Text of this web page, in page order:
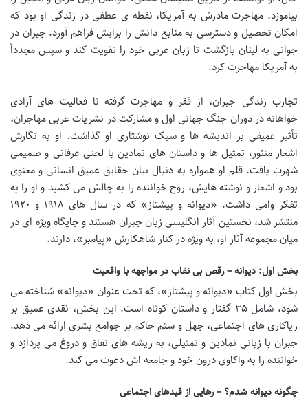
بیاموزد. مهاجرت مادرش به آمریکا، نقطه ی عطفی در زندگی او بود که
امکان تحصیل و دسترسی به منابع دانش را برایش فراهم آورد. جبران در
جوانی به لبنان بازگشت تا زبان عربی خود را تقویت کند و سپس مجدداً
به آمریکا مهاجرت کرد.
تجارب زندگی جبران، از فقر و مهاجرت گرفته تا فعالیت های آزادی
خواهانه در دوران جنگ جهانی اول و مشارکت در نشریات عربی مهاجران،
تأثیر عمیقی بر اندیشه ها و سبک نوشتاری او گذاشت. او به نگارش
اشعار منثور، تمثیل ها و داستان های نمادین با لحنی عرفانی و صمیمی
شهرت یافت. قلم او همواره به دنبال بیان حقایق عمیق انسانی و معنوی
بود و اشعار و نوشته هایش، روح خواننده را به چالش می کشید و او را به
تفکر وامی داشت. «دیوانه و پیشتاز» که در سال های ۱۹۱۸ و ۱۹۲۰
منتشر شد، نخستین آثار انگلیسی زبان جبران هستند و جایگاه ویژه ای در
میان مجموعه آثار او، به ویژه در کنار شاهکارش «پیامبر»، دارند.
بخش اول: دیوانه – رقص بی نقاب در مواجهه با واقعیت
بخش اول کتاب «دیوانه و پیشتاز»، که تحت عنوان «دیوانه» شناخته می
شود، شامل ۳۵ گفتار و داستان کوتاه است. این بخش، نقدی عمیق بر
ریاکاری های اجتماعی، جهل و ستم حاکم بر جوامع بشری ارائه می دهد.
جبران با زبانی نمادین و تمثیلی، به ریشه های نفاق و دروغ می پردازد و
خواننده را به واکاوی درون خود و جامعه اش دعوت می کند.
چگونه دیوانه شدم؟ – رهایی از قیدهای اجتماعی